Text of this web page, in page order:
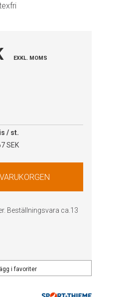
EXKL. MOMS
/ st.
SEK
Beställningsvara ca. 13
i favoriter